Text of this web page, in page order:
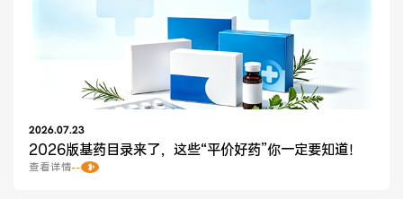
招聘职位
2026.07.23
2026版基药目录来了，这些“平价好药”你一定要知道！
查看详情